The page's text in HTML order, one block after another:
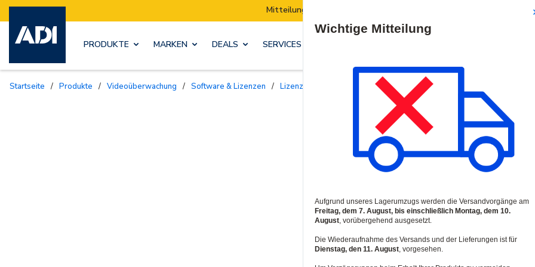
Mitteilung | Unser Lager zieht um: Security
PRODUKTE MARKEN DEALS SERVICES & LÖSUNGEN
Startseite / Produkte / Videoüberwachung / Software & Lizenzen / Lizenzen und Garantien